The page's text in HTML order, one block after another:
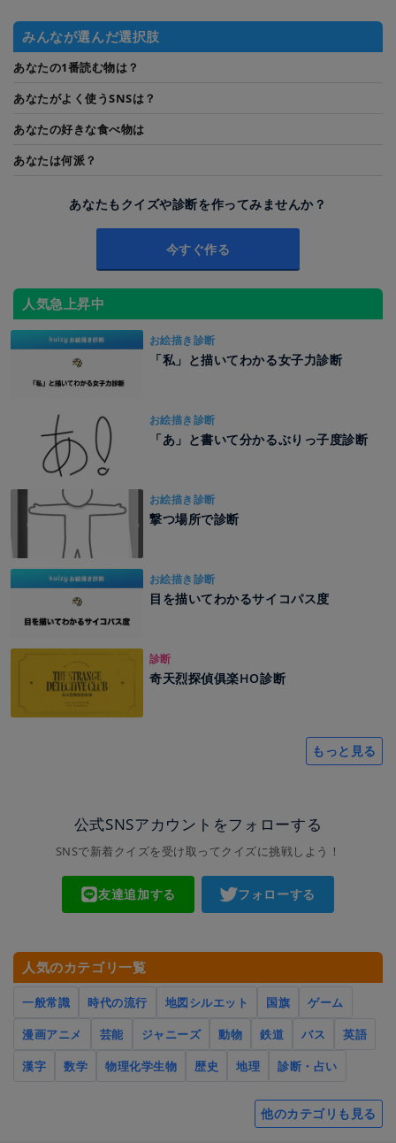
みんなが選んだ選択肢
あなたの1番読む物は？
あなたがよく使うSNSは？
あなたの好きな食べ物は
あなたは何派？
あなたもクイズや診断を作ってみませんか？
今すぐ作る
人気急上昇中
お絵描き診断
「私」と描いてわかる女子力診断
お絵描き診断
「あ」と書いて分かるぶりっ子度診断
お絵描き診断
撃つ場所で診断
お絵描き診断
目を描いてわかるサイコパス度
診断
奇天烈探偵俱楽HO診断
もっと見る
公式SNSアカウントをフォローする
SNSで新着クイズを受け取ってクイズに挑戦しよう！
友達追加する フォローする
人気のカテゴリ一覧
一般常識 時代の流行 地図シルエット 国旗
ゲーム
漫画アニメ
芸能 ジャニーズ 動物 鉄道 バス
英語
漢字
数学 物理化学生物 歴史 地理 診断・占い
他のカテゴリも見る